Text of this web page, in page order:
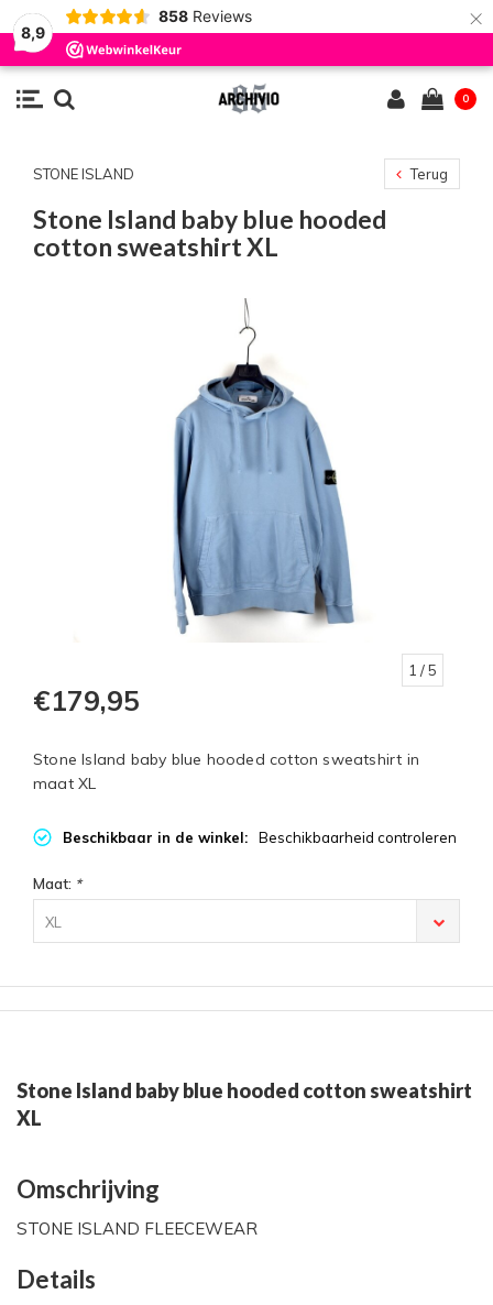
8,9
858 Reviews ×
0
STONE ISLAND Terug
Stone Island baby blue hooded
cotton sweatshirt XL
1/ 5
€179,95
Stone Island baby blue hooded cotton sweatshirt in
maat XL
Beschikbaar in de winkel: Beschikbaarheid controleren
Maat: *
XL
Stone Island baby blue hooded cotton sweatshirt
XL
Omschrijving
STONE ISLAND FLEECEWEAR
Details